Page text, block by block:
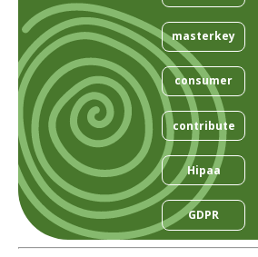
masterkey
consumer
contribute
Hipaa
GDPR